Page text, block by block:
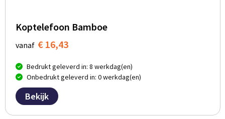
Koptelefoon Bamboe
vanaf € 16,43
Bedrukt geleverd in: 8 werkdag(en)
Onbedrukt geleverd in: 0 werkdag(en)
Bekijk